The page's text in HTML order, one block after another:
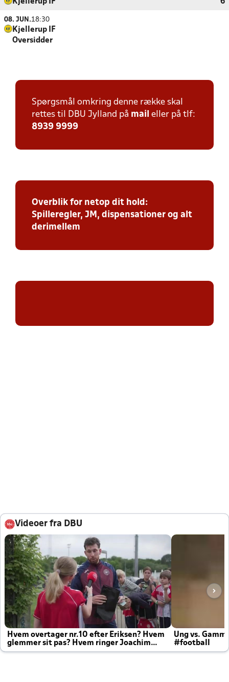
Kjellerup IF 6
08. JUN.18:30
Kjellerup IF
Oversidder
Spørgsmål omkring denne række skal
rettes til DBU Jylland på mail eller på tlf:
8939 9999
Overblik for netop dit hold:
Spilleregler, JM, dispensationer og alt
derimellem
Videoer fra DBU
Hvem overtager nr.10 efter Eriksen? Hvem
glemmer sit pas? Hvem ringer Joachim
altid til efter kampe?
Ung vs.
#football